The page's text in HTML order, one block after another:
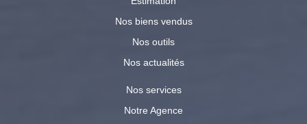
Nos biens vendus
Nos outils
Nos actualités
Nos services
Notre Agence